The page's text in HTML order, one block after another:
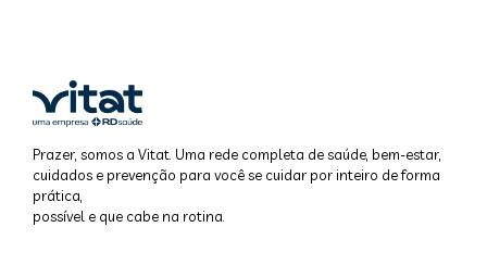
Prazer, somos a Vitat. Uma rede completa de saúde, bem-estar,
cuidados e prevenção para você se cuidar por inteiro de forma
prática,
possível e que cabe na rotina.